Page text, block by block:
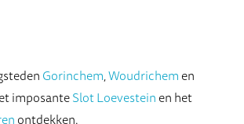
Gorinchem,Woudrichemen
imposanteSlot Loevesteinen het
ontdekken.